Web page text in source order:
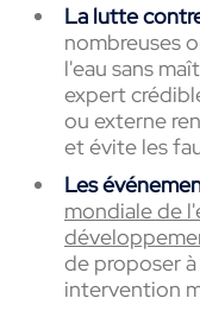
La lutte
nombreuses
l'eau sans
expert
ou externe
et évite les
Les
mondiale de
de proposer
intervention